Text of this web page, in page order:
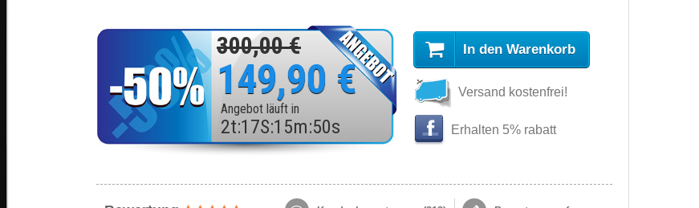
300,00 €
149,90 €
Angebot läuft in
2t:17S:15m:48s
In den Warenkorb
Versand kostenfrei!
Erhalten 5% rabatt